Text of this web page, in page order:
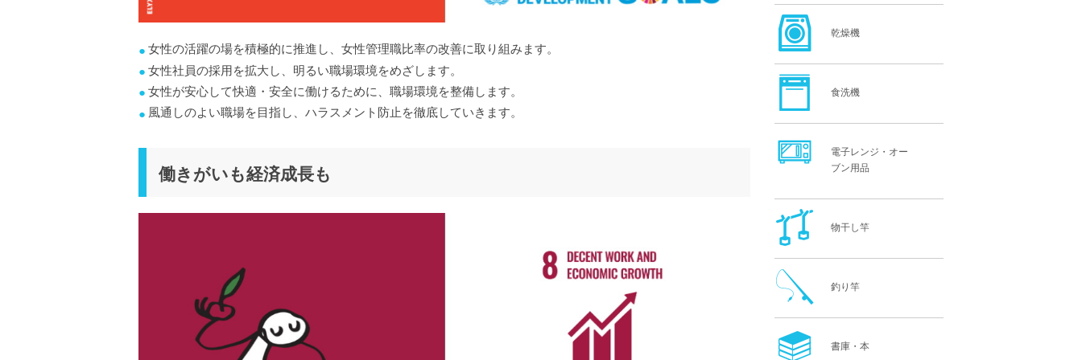
女性の活躍の場を積極的に推進し、女性管理職比率の改善に取り組みます。
女性社員の採用を拡大し、明るい職場環境をめざします。
女性が安心して快適・安全に働けるために、職場環境を整備します。
風通しのよい職場を目指し、ハラスメント防止を徹底していきます。
働きがいも経済成長も
乾燥機
食洗機
電子レンジ・オー
ブン用品
物干し竿
釣り竿
書庫・本